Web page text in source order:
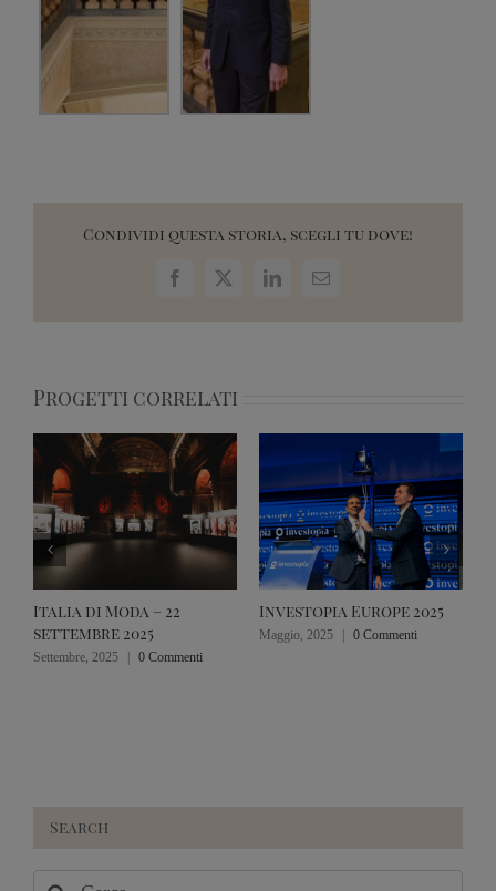
Condividi questa storia, scegli tu dove!
Facebook
X LinkedInEmail
Progetti correlati
Italia di Moda – 22
settembre 2025
Settembre, 2025 | 0 Commenti
Investopia Europe 2025
Maggio, 2025 | 0 Commenti
Search